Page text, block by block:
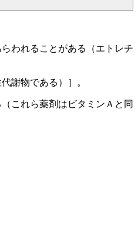
われることがある（エトレチ
謝物である）］。
これら薬剤はビタミンＡと同